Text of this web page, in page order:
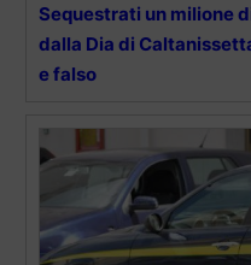
Sequestrati un milione
dalla Dia di
e falso